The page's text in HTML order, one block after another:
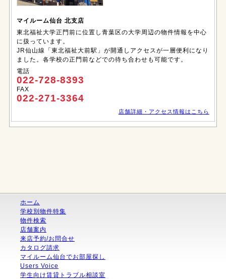
マイルーム仙台 北支店
東北福祉大学正門前に位置し青葉区の大学周辺の物件情報を中心
に扱っています。
JR仙山線「東北福祉大前駅」が開通しアクセスが一層便利になり
ました。各学校の正門前などでの待ち合わせも可能です。
電話
022-728-8393
FAX
022-271-3364
店舗詳細・アクセス情報はこちら
ホーム
学校別物件特集
物件検索
店舗案内
来店予約/お問合せ
カタログ請求
マイルーム仙台でお部屋探し
Users Voice
学生向け賃貸トラブル相談室